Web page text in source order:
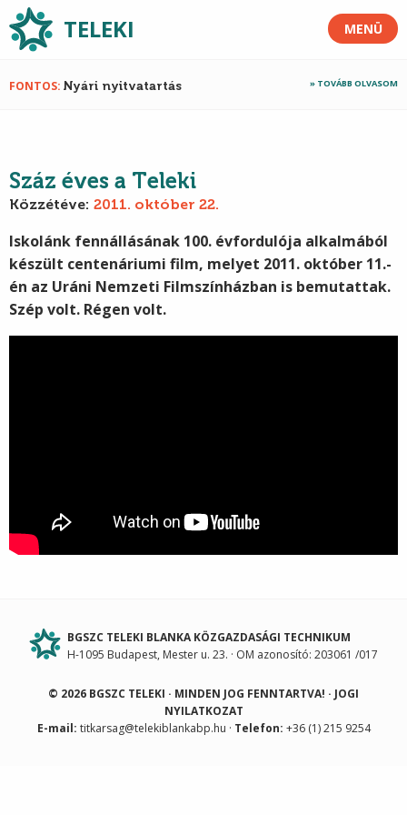
TELEKI MENÜ
FONTOS Nyári nyitvatartás TOVÁBB OLVASOM
Száz éves a Teleki
Közzétéve: 2011. október 22.
Iskolánk fennállásának 100. évfordulója alkalmából
készült centenáriumi film, melyet 2011. október 11.-
én az Uráni Nemzeti Filmszínházban is bemutattak.
Szép volt. Régen volt.
BGSZC TELEKI BLANKA KÖZGAZDASÁGI TECHNIKUM
H-1095 Budapest, Mester u. 23. · OM azonosító: 203061 /017
© 2026 BGSZC TELEKI · MINDEN JOG FENNTARTVA! · JOGI
NYILATKOZAT
E-mail: titkarsag@telekiblankabp.hu · Telefon: +36 (1) 215 9254